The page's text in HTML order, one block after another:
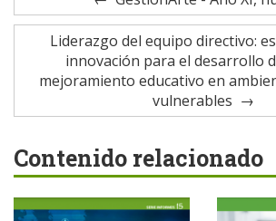
Liderazgo del equipo directivo:
innovación para el desarrollo
mejoramiento educativo en
vulnerables
Contenido relacionado